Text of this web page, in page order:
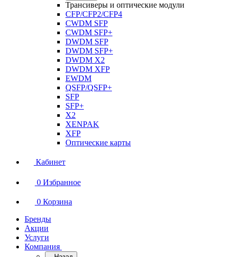
Трансиверы и оптические модули
CFP/CFP2/CFP4
CWDM SFP
CWDM SFP+
DWDM SFP
DWDM SFP+
DWDM X2
DWDM XFP
EWDM
QSFP/QSFP+
SFP
SFP+
X2
XENPAK
XFP
Оптические карты
Кабинет
0 Избранное
0 Корзина
Бренды
Акции
Услуги
Компания